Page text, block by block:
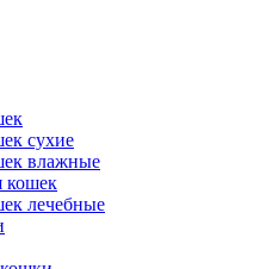
сухие
влажные
кошек
лечебные